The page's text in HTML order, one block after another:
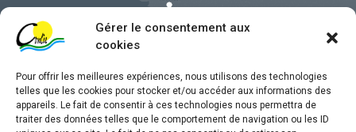
Gérer le consentement aux
cookies
Pour offrir les meilleures expériences, nous utilisons des technologies
telles que les cookies pour stocker et/ou accéder aux informations des
appareils. Le fait de consentir à ces technologies nous permettra de
traiter des données telles que le comportement de navigation ou les ID